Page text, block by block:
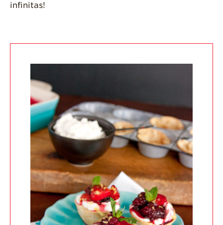
Platillo Principal
Recetas Festivas
Videos de Recetas
Historias de
Agricultores
Historias de
Agricultores de
infinitas!